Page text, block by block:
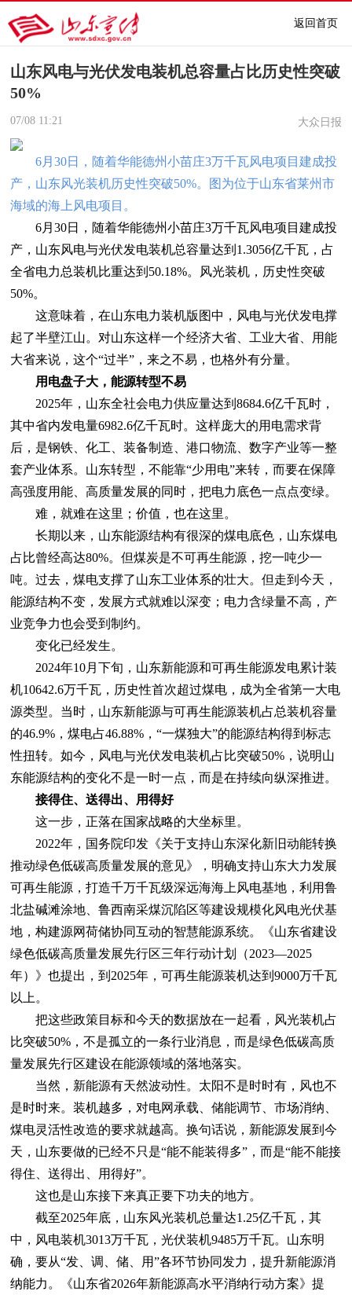
返回首页
山东风电与光伏发电装机总容量占比历史性突破
50%
07/08 11:21 大众日报
6月30日，随着华能德州小苗庄3万千瓦风电项目建成投
产，山东风光装机历史性突破50%。图为位于山东省莱州市
海域的海上风电项目。
6月30日，随着华能德州小苗庄3万千瓦风电项目建成投
产，山东风电与光伏发电装机总容量达到1.3056亿千瓦，占
全省电力总装机比重达到50.18%。风光装机，历史性突破
50%。
这意味着，在山东电力装机版图中，风电与光伏发电撑
起了半壁江山。对山东这样一个经济大省、工业大省、用能
大省来说，这个“过半”，来之不易，也格外有分量。
用电盘子大，能源转型不易
2025年，山东全社会电力供应量达到8684.6亿千瓦时，
其中省内发电量6982.6亿千瓦时。这样庞大的用电需求背
后，是钢铁、化工、装备制造、港口物流、数字产业等一整
套产业体系。山东转型，不能靠“少用电”来转，而要在保障
高强度用能、高质量发展的同时，把电力底色一点点变绿。
难，就难在这里；价值，也在这里。
长期以来，山东能源结构有很深的煤电底色，山东煤电
占比曾经高达80%。但煤炭是不可再生能源，挖一吨少一
吨。过去，煤电支撑了山东工业体系的壮大。但走到今天，
能源结构不变，发展方式就难以深变；电力含绿量不高，产
业竞争力也会受到制约。
变化已经发生。
2024年10月下旬，山东新能源和可再生能源发电累计装
机10642.6万千瓦，历史性首次超过煤电，成为全省第一大电
源类型。当时，山东新能源与可再生能源装机占总装机容量
的46.9%，煤电占46.88%，“一煤独大”的能源结构得到标志
性扭转。如今，风电与光伏发电装机占比突破50%，说明山
东能源结构的变化不是一时一点，而是在持续向纵深推进。
接得住、送得出、用得好
这一步，正落在国家战略的大坐标里。
2022年，国务院印发《关于支持山东深化新旧动能转换
推动绿色低碳高质量发展的意见》，明确支持山东大力发展
可再生能源，打造千万千瓦级深远海海上风电基地，利用鲁
北盐碱滩涂地、鲁西南采煤沉陷区等建设规模化风电光伏基
地，构建源网荷储协同互动的智慧能源系统。《山东省建设
绿色低碳高质量发展先行区三年行动计划（2023—2025
年）》也提出，到2025年，可再生能源装机达到9000万千瓦
以上。
把这些政策目标和今天的数据放在一起看，风光装机占
比突破50%，不是孤立的一条行业消息，而是绿色低碳高质
量发展先行区建设在能源领域的落地落实。
当然，新能源有天然波动性。太阳不是时时有，风也不
是时时来。装机越多，对电网承载、储能调节、市场消纳、
煤电灵活性改造的要求就越高。换句话说，新能源发展到今
天，山东要做的已经不只是“能不能装得多”，而是“能不能接
得住、送得出、用得好”。
这也是山东接下来真正要下功夫的地方。
截至2025年底，山东风光装机总量达1.25亿千瓦，其
中，风电装机3013万千瓦，光伏装机9485万千瓦。山东明
确，要从“发、调、储、用”各环节协同发力，提升新能源消
纳能力。《山东省2026年新能源高水平消纳行动方案》提